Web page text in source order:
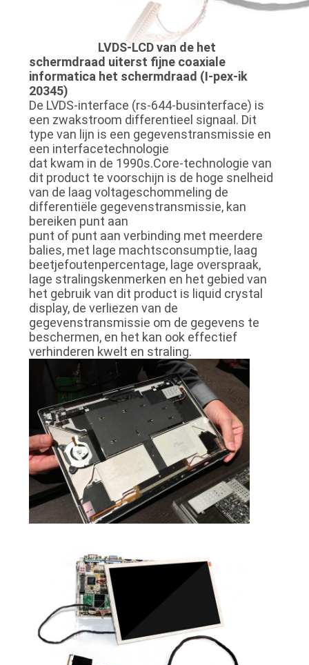
KWALITEITSCONTROLE
NEEM
CONTACT
MET
ONS
NIEUWS
GEVALLEN
VRAAG
EEN
OFFERTE
SITEMAP
PRIVACYBELEID
LVDS-LCD van de het
schermdraad uiterst fijne coaxiale
informatica het schermdraad (I-pex-ik
20345)
De LVDS-interface (rs-644-businterface) is
een zwakstroom differentieel signaal. Dit
type van lijn is een gegevenstransmissie en
een interfacetechnologie
dat kwam in de 1990s.Core-technologie van
dit product te voorschijn is de hoge snelheid
van de laag voltageschommeling de
differentiële gegevenstransmissie, kan
bereiken punt aan
punt of punt aan verbinding met meerdere
balies, met lage machtsconsumptie, laag
beetjefoutenpercentage, lage overspraak,
lage stralingskenmerken en het gebied van
het gebruik van dit product is liquid crystal
display, de verliezen van de
gegevenstransmissie om de gegevens te
beschermen, en het kan ook effectief
verhinderen kwelt en straling.